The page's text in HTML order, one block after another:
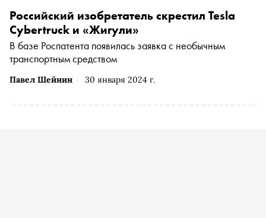
Павел Шейнин 30 января 2024 г.
Российский изобретатель скрестил Tesla
Cybertruck и «Жигули»
В базе Роспатента появилась заявка с необычным
транспортным средством